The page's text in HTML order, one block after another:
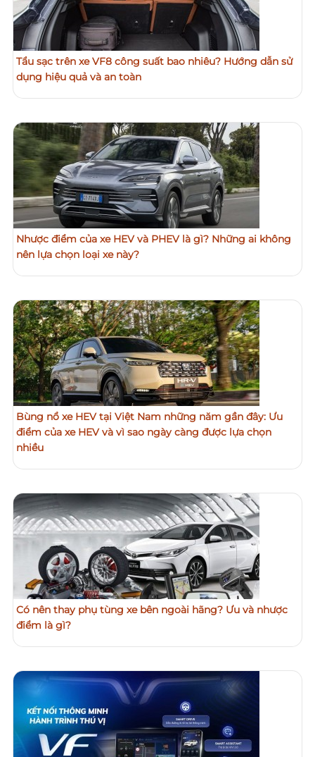
Tẩu sạc trên xe VF8 công suất bao nhiêu? Hướng dẫn sử
dụng hiệu quả và an toàn
Nhược điểm của xe HEV và PHEV là gì? Những ai không
nên lựa chọn loại xe này?
Bùng nổ xe HEV tại Việt Nam những năm gần đây: Ưu
điểm của xe HEV và vì sao ngày càng được lựa chọn
nhiều
Có nên thay phụ tùng xe bên ngoài hãng? Ưu và nhược
điểm là gì?